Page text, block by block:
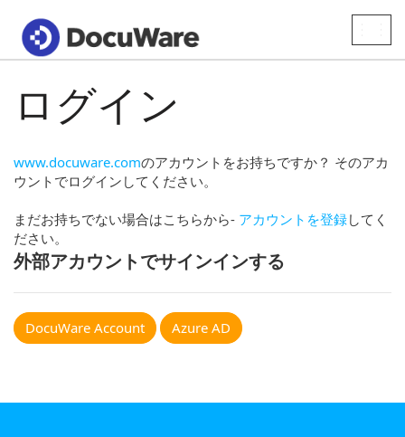
ログイン
www.docuware.comのアカウントをお持ちですか？ そのアカ
ウントでログインしてください。
まだお持ちでない場合はこちらから- アカウントを登録してく
ださい。
外部アカウントでサインインする
DocuWare Account Azure AD